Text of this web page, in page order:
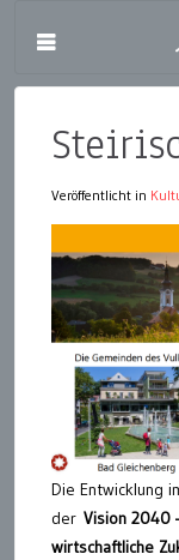
Veröffentlicht in
Die Entwicklung
der Vision 2040
wirtschaftliche